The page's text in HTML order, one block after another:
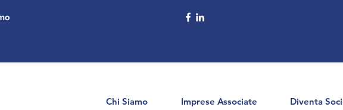
Chi Siamo Imprese Associate Diventa